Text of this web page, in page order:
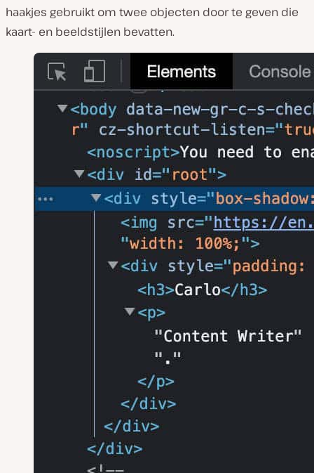
haakjes gebruikt om twee objecten door te geven die
kaart- en beeldstijlen bevatten.